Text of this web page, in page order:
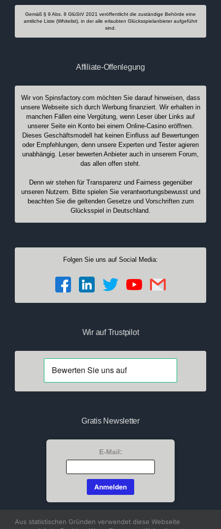
Gemäß § 9 Abs. 8 GlüStV 2021 veröffentlicht die zuständige Behörde eine
amtliche Liste (Whitelist), in der alle erlaubten Glücksspielanbieter aufgeführt
sind.
Affiliate-Offenlegung
Wir von Spinsfactory.com möchten Sie darauf hinweisen, dass
unsere Webseite sich durch Werbung finanziert. Wir erhalten in
manchen Fällen eine Vergütung, wenn Leser über Links auf
unserer Seite ein Konto bei einem Online-Casino eröffnen.
Dieses Geschäftsmodell hat keinen Einfluss auf Bewertungen
oder Empfehlungen, denn unsere Experten und Tester agieren
unabhängig. Leser bewerten Anbieter auch in unserem Forum,
das allen offen steht.
Denn wir stehen für Transparenz und Fairness gegenüber
unseren Nutzern. Bitte spielen Sie verantwortungsbewusst und
beachten Sie die geltenden Gesetze und Vorschriften zum
Glücksspiel in Deutschland.
Folgen Sie uns auf Social Media:
Wir auf Trustpilot
Gratis Newsletter
E-Mail:
Aus statistischen Gründen verwendet diese Webseite